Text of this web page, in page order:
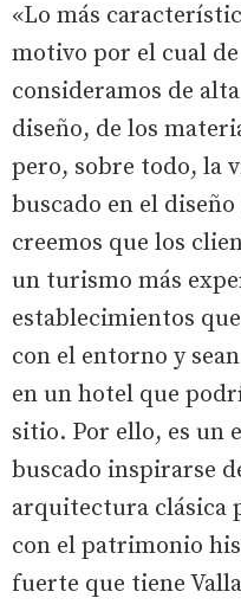
«Lo más
motivo por el cual
consideramos de
diseño, de los
pero, sobre todo, la
buscado en el
creemos que los
un turismo más
establecimientos
con el entorno y
en un hotel que
sitio. Por ello, es un
buscado inspirarse
arquitectura clásica
con el patrimonio
fuerte que tiene